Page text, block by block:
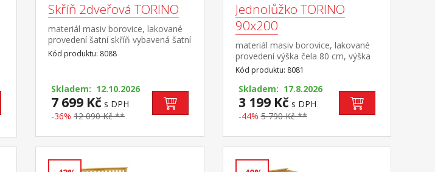
Skříň 2dveřová TORINO
materiál masiv borovice, lakované
provedení šatní skříň vybavená šatní
tyčí a policí ve spodní části zásuvka
s kovovými pojezdy doporučený
Kód produktu: 8088
Skladem: 12.10.2026
7 699 Kč s DPH
-36% 12 090 Kč **
Jednolůžko TORINO
90x200
materiál masiv borovice, lakované
provedení výška čela 80 cm, výška
sedu 38 cm, cena bez roštu a
matrace minimální doporučená
výška matrace 15 cm doporučený
rozměr matrace 90 × 200 cm a rošt
R1 doporučená nosnost do 120 kg
Kód produktu: 8081
Skladem: 17.8.2026
3 199 Kč s DPH
-44% 5 790 Kč **